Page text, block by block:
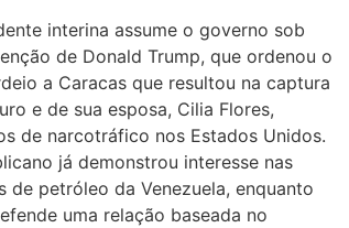
interina assume o governo sob
de Donald Trump, que ordenou o
a Caracas que resultou na captura
e de sua esposa, Cilia Flores,
de narcotráfico nos Estados Unidos.
já demonstrou interesse nas
de petróleo da Venezuela, enquanto
uma relação baseada no